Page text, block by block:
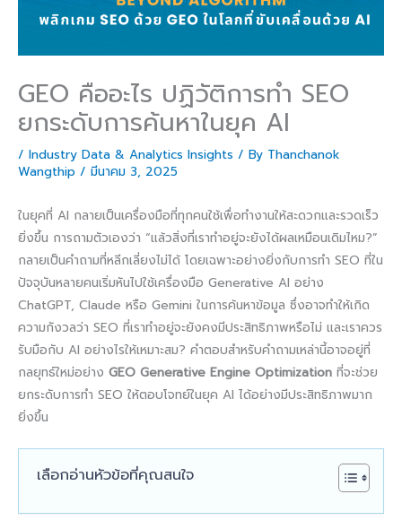
GEO คืออะไร ปฏิวัติการทำ SEO
ยกระดับการค้นหาในยุค AI
/ Industry Data & Analytics Insights / By Thanchanok
Wangthip / มีนาคม 3, 2025
ในยุคที่ AI กลายเป็นเครื่องมือที่ทุกคนใช้เพื่อทำงานให้สะดวกและรวดเร็ว
ยิ่งขึ้น การถามตัวเองว่า “แล้วสิ่งที่เราทำอยู่จะยังได้ผลเหมือนเดิมไหม?”
กลายเป็นคำถามที่หลีกเลี่ยงไม่ได้ โดยเฉพาะอย่างยิ่งกับการทำ SEO ที่ใน
ปัจจุบันหลายคนเริ่มหันไปใช้เครื่องมือ Generative AI อย่าง
ChatGPT, Claude หรือ Gemini ในการค้นหาข้อมูล ซึ่งอาจทำให้เกิด
ความกังวลว่า SEO ที่เราทำอยู่จะยังคงมีประสิทธิภาพหรือไม่ และเราควร
รับมือกับ AI อย่างไรให้เหมาะสม? คำตอบสำหรับคำถามเหล่านี้อาจอยู่ที่
กลยุทธ์ใหม่อย่าง GEO Generative Engine Optimization ที่จะช่วย
ยกระดับการทำ SEO ให้ตอบโจทย์ในยุค AI ได้อย่างมีประสิทธิภาพมาก
ยิ่งขึ้น
เลือกอ่านหัวข้อที่คุณสนใจ